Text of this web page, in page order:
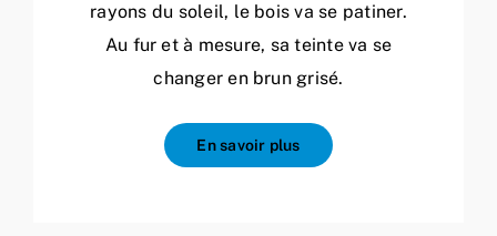
rayons du soleil, le bois va se patiner.
Au fur et à mesure, sa teinte va se
changer en brun grisé.
En savoir plus